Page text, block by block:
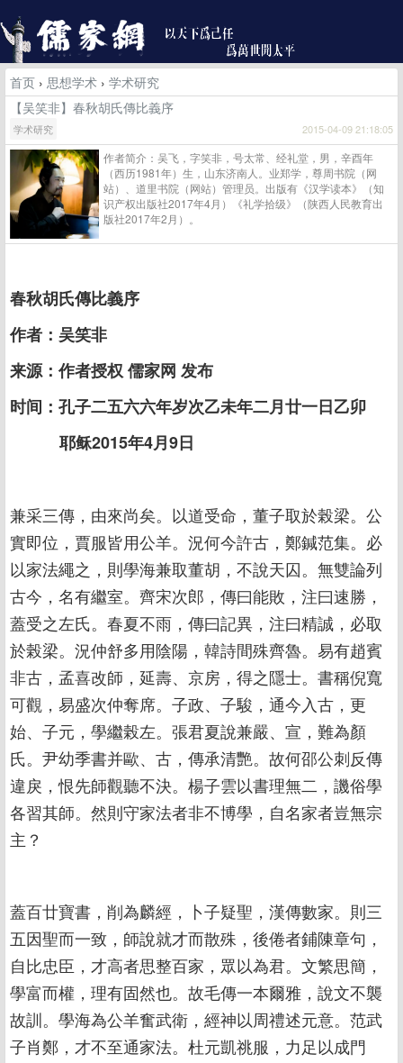
首页 › 思想学术 › 学术研究
【吴笑非】春秋胡氏傳比義序
学术研究 2015-04-09 21:18:05
作者简介：吴飞，字笑非，号太常、经礼堂，男，辛酉年
（西历1981年）生，山东济南人。业郑学，尊周书院（网
站）、道里书院（网站）管理员。出版有《汉学读本》（知
识产权出版社2017年4月）《礼学拾级》（陕西人民教育出
版社2017年2月）。
春秋胡氏傳比義序
作者：吴笑非
来源：作者授权 儒家网 发布
时间：孔子二五六六年岁次乙未年二月廿一日乙卯
耶稣2015年4月9日
兼采三傳，由來尚矣。以道受命，董子取於榖梁。公
實即位，賈服皆用公羊。況何今許古，鄭鍼范集。必
以家法繩之，則學海兼取董胡，不說天囚。無雙論列
古今，名有繼室。齊宋次郎，傳曰能敗，注曰速勝，
蓋受之左氏。春夏不雨，傳曰記異，注曰精誠，必取
於榖梁。況仲舒多用陰陽，韓詩間殊齊魯。易有趙賓
非古，孟喜改師，延壽、京房，得之隱士。書稱倪寬
可觀，易盛次仲奪席。子政、子駿，通今入古，更
始、子元，學繼榖左。張君夏說兼嚴、宣，難為顏
氏。尹幼季書并歐、古，傳承清艷。故何邵公刺反傳
違戾，恨先師觀聽不決。楊子雲以書理無二，譏俗學
各習其師。然則守家法者非不博學，自名家者豈無宗
主？
蓋百廿寶書，削為麟經，卜子疑聖，漢傳數家。則三
五因聖而一致，師說就才而散殊，後倦者鋪陳章句，
自比忠臣，才高者思整百家，眾以為君。文繁思簡，
學富而權，理有固然也。故毛傳一本爾雅，說文不襲
故訓。學海為公羊奮武衛，經神以周禮述元意。范武
子肖鄭，才不至通家法。杜元凱祧服，力足以成門